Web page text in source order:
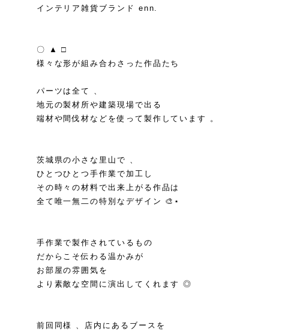
インテリア雑貨ブランド enn.
〇 ▲ □
様々な形が組み合わさった作品たち
パーツは全て 、
地元の製材所や建築現場で出る
端材や間伐材などを使って製作しています 。
茨城県の小さな里山で 、
ひとつひとつ手作業で加工し
その時々の材料で出来上がる作品は
全て唯一無二の特別なデザイン 🎨⋆
手作業で製作されているもの
だからこそ伝わる温かみが
お部屋の雰囲気を
より素敵な空間に演出してくれます ◎
前回同様 、店内にあるブースを